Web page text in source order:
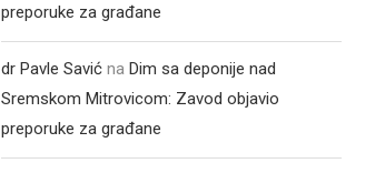
preporuke za građane
dr Pavle Savić naDim sa deponije nad
Sremskom Mitrovicom: Zavod objavio
preporuke za građane